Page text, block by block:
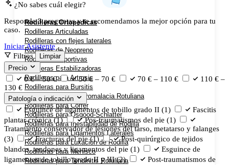
Rodilleras Ortopedicas
Rodilleras Articuladas
Rodilleras con flejes laterales
Rodilleras de Neopreno
Rodilleras Deportivas
Rodilleras Estabilizadoras
Rodilleras para Artrosis
Rodilleras para Bursitis
Rodilleras para Condromalacia Rotuliana
Rodilleras para Correr
Rodilleras para Osgood-Schlatter
Rodilleras para Inestabilidad de Rodilla
Rodilleras para Ligamentos Laterales
Rodilleras para Luxación de Rodilla
Rodilleras para Menisco
Rodilleras para Tendinitis Rotuliana
¿No sabes cuál elegir?
Responde 3 preguntas y te recomendamos la mejor opción para tu
caso.
Iniciar Asistente
Filtros
Limpiar
Precio
0 € – 50 € 50 € – 70 € 70 € – 110 €
110 € –
130 €
Patología o indicación
Esguince de ligamentos de tobillo grado II (1)
Fascitis
plantar crónica(1) Pos-traumatismos del pie (1)
Tratamiento conservador de lesiones del tarso, metatarso y falanges
(3)
Fracturas del pie(1)
Post-quirúrgico de tejidos
blandos, tendones y ligamentos del pie (1)
Esguince de
ligamentos de tobillo grado II y III(2)
Post-traumatismos de